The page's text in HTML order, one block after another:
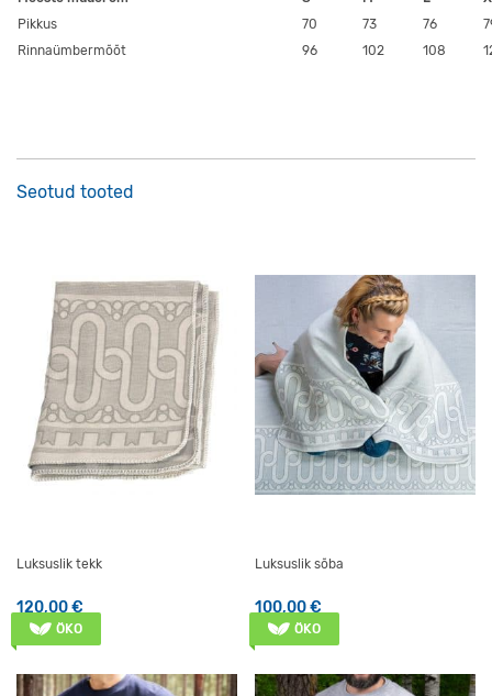
Pikkus
70 73 76
Rinnaümbermõõt
96 102 108
Seotud tooted
Luksuslik tekk
120,00€
Luksuslik sõba
100,00€
ÖKO ÖKO